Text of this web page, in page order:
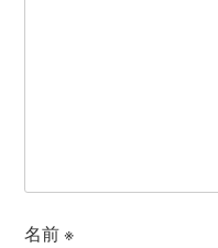
名前※